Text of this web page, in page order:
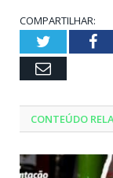
COMPARTILHAR:
Twitter
Email
CONTEÚDO